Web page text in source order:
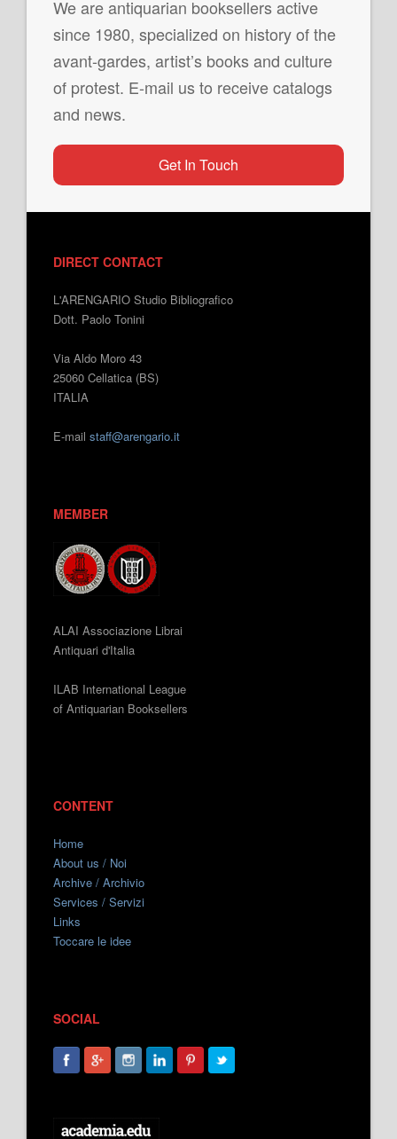
We are antiquarian booksellers active
since 1980, specialized on history of the
avant-gardes, artist’s books and culture
of protest. E-mail us to receive catalogs
and news.
Get In Touch
DIRECT CONTACT
L'ARENGARIO Studio Bibliografico
Dott. Paolo Tonini
Via Aldo Moro 43
25060 Cellatica (BS)
ITALIA
E-mail staff@arengario.it
MEMBER
ALAI Associazione Librai
Antiquari d'Italia
ILAB International League
of Antiquarian Booksellers
CONTENT
Home
About us / Noi
Archive / Archivio
Services / Servizi
Links
Toccare le idee
SOCIAL